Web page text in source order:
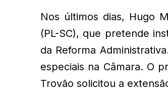
Nos últimos dias, Hugo
(PL-SC), que pretende
da Reforma
especiais na Câmara. O
Trovão solicitou a